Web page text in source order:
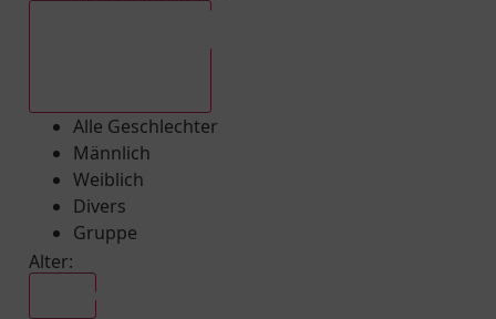
Alle Geschlechter
Männlich
Weiblich
Divers
Gruppe
Alter: